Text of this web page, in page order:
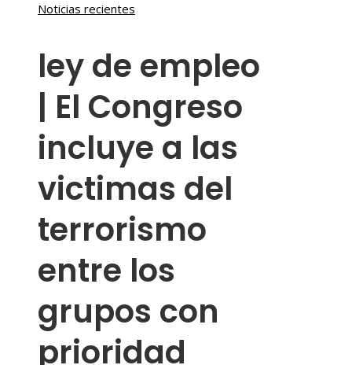
Noticias recientes
ley de empleo
| El Congreso
incluye a las
victimas del
terrorismo
entre los
grupos con
prioridad